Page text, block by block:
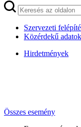
Szervezeti
Közérdekű adatok
Hirdetmények
Összes esemény